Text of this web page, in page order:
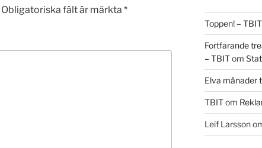
Obligatoriska fält är märkta *
Toppen! – TBIT
Fortfarande
– TBITom
Elva månader
TBITom
Leif Larsson